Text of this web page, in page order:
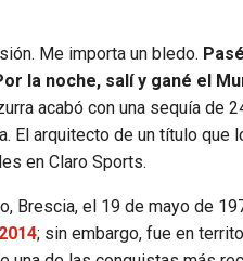
Me importa un bledo.
la noche, salí y gané el
acabó con una sequía de
El arquitecto de un título que
en Claro Sports.
Brescia, el 19 de mayo de
; sin embargo, fue en